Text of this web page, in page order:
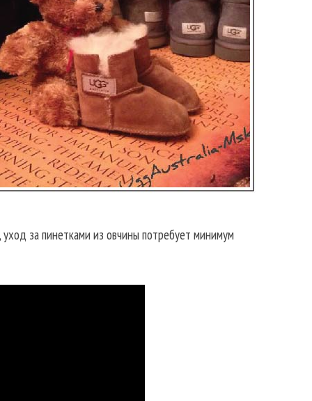
за пинетками из овчины потребует минимум